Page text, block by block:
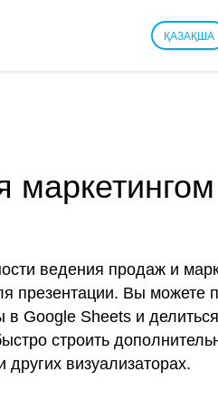
ҚАЗАҚША
ведения продаж и
презентации. Вы можете
Google Sheets и
строить
визуализаторах.